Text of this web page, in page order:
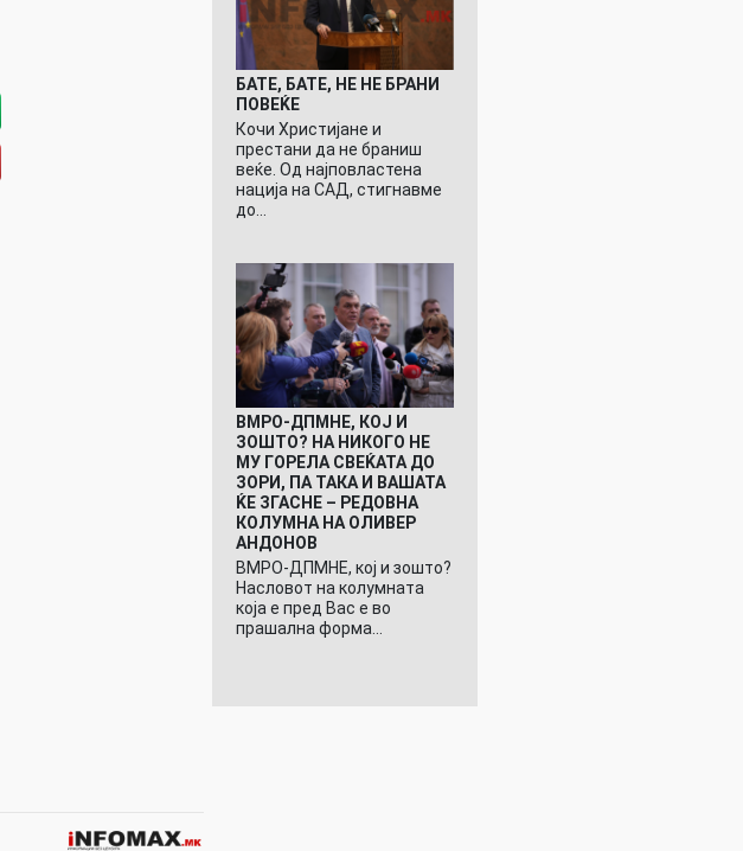
БАТЕ, БАТЕ, НЕ НЕ БРАНИ
ПОВЕЌЕ
Кочи Христијане и
престани да не браниш
веќе. Од најповластена
нација на САД, стигнавме
до…
ВМРО-ДПМНЕ, КОЈ И
ЗОШТО? НА НИКОГО НЕ
МУ ГОРЕЛА СВЕЌАТА ДО
ЗОРИ, ПА ТАКА И ВАШАТА
ЌЕ ЗГАСНЕ – РЕДОВНА
КОЛУМНА НА ОЛИВЕР
АНДОНОВ
ВМРО-ДПМНЕ, кој и зошто?
Насловот на колумната
која е пред Вас е во
прашална форма…